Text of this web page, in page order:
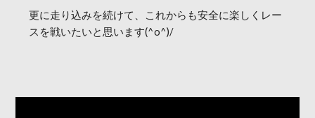
更に走り込みを続けて、これからも安全に楽しくレー
スを戦いたいと思います(^o^)/